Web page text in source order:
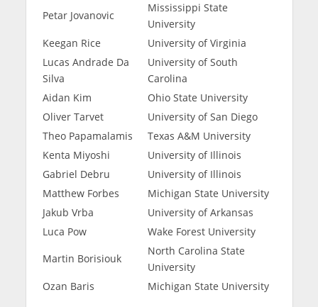
Petar Jovanovic
Mississippi State
University
Keegan Rice
University of Virginia
Lucas Andrade Da
Silva
University of South
Carolina
Aidan Kim
Ohio State University
Oliver Tarvet
University of San Diego
Theo Papamalamis
Texas A&M University
Kenta Miyoshi
University of Illinois
Gabriel Debru
University of Illinois
Matthew Forbes
Michigan State University
Jakub Vrba
University of Arkansas
Luca Pow
Wake Forest University
Martin Borisiouk
North Carolina State
University
Ozan Baris
Michigan State University